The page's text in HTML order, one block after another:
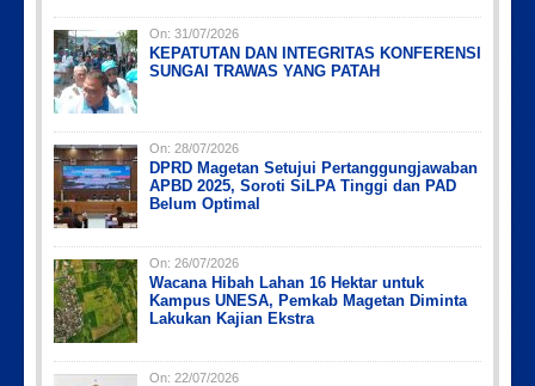
On: 31/07/2026
KEPATUTAN DAN INTEGRITAS KONFERENSI
SUNGAI TRAWAS YANG PATAH
On: 28/07/2026
DPRD Magetan Setujui Pertanggungjawaban
APBD 2025, Soroti SiLPA Tinggi dan PAD
Belum Optimal
On: 26/07/2026
Wacana Hibah Lahan 16 Hektar untuk
Kampus UNESA, Pemkab Magetan Diminta
Lakukan Kajian Ekstra
On: 22/07/2026